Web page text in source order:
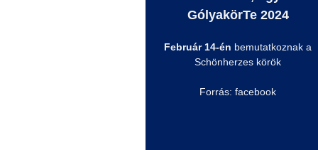
GólyakörTe2024
Február 14-én bemutatkoznak a
Schönherzes körök
Forrás: facebook